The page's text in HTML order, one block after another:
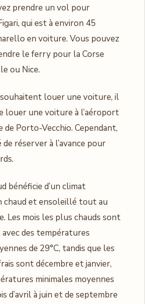
prendre un vol pour
qui est à environ 45
en voiture. Vous pouvez
le ferry pour la Corse
ou Nice.
louer une voiture, il
louer une voiture à l’aéroport
de Porto-Vecchio. Cependant,
réserver à l’avance pour
bénéficie d’un climat
chaud et ensoleillé tout au
Les mois les plus chauds sont
des températures
de 29°C, tandis que les
sont décembre et janvier,
minimales moyennes
d’avril à juin et de septembre